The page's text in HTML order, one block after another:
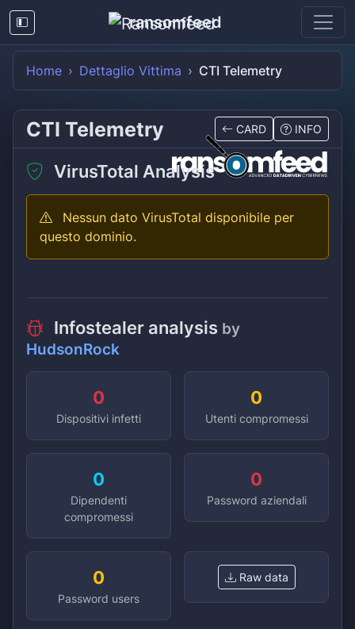
ransomfeed
Home Dettaglio Vittima CTI Telemetry
CTI Telemetry CARD INFO
VirusTotal Analysis
Nessun dato VirusTotal disponibile per
questo dominio.
Infostealer analysis by
HudsonRock
0
Dispositivi infetti
0
Utenti compromessi
0
Dipendenti
compromessi
0
Password aziendali
0
Password users
Raw data